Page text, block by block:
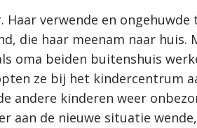
verwende en
die haar meenam naar huis.
oma beiden buitenshuis
ze bij het kindercentrum
andere kinderen weer
aan de nieuwe situatie